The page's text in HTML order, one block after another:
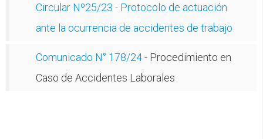
Circular Nº25/23 - Protocolo de actuación
ante la ocurrencia de accidentes de trabajo
Comunicado N° 178/24- Procedimiento en
Caso de Accidentes Laborales